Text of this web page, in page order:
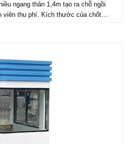
ngang thân 1,4m tạo ra chỗ ngồi
viên thu phí. Kích thước của chốt…